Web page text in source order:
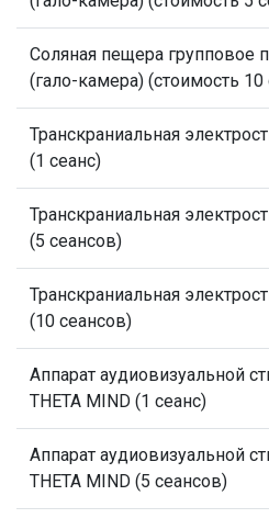
Соляная пещера групповое
(гало-камера) (стоимость 10
Транскраниальная
(1 сеанс)
Транскраниальная
(5 сеансов)
Транскраниальная
(10 сеансов)
Аппарат аудиовизуальной
THETA MIND (1 сеанс)
Аппарат аудиовизуальной
THETA MIND (5 сеансов)